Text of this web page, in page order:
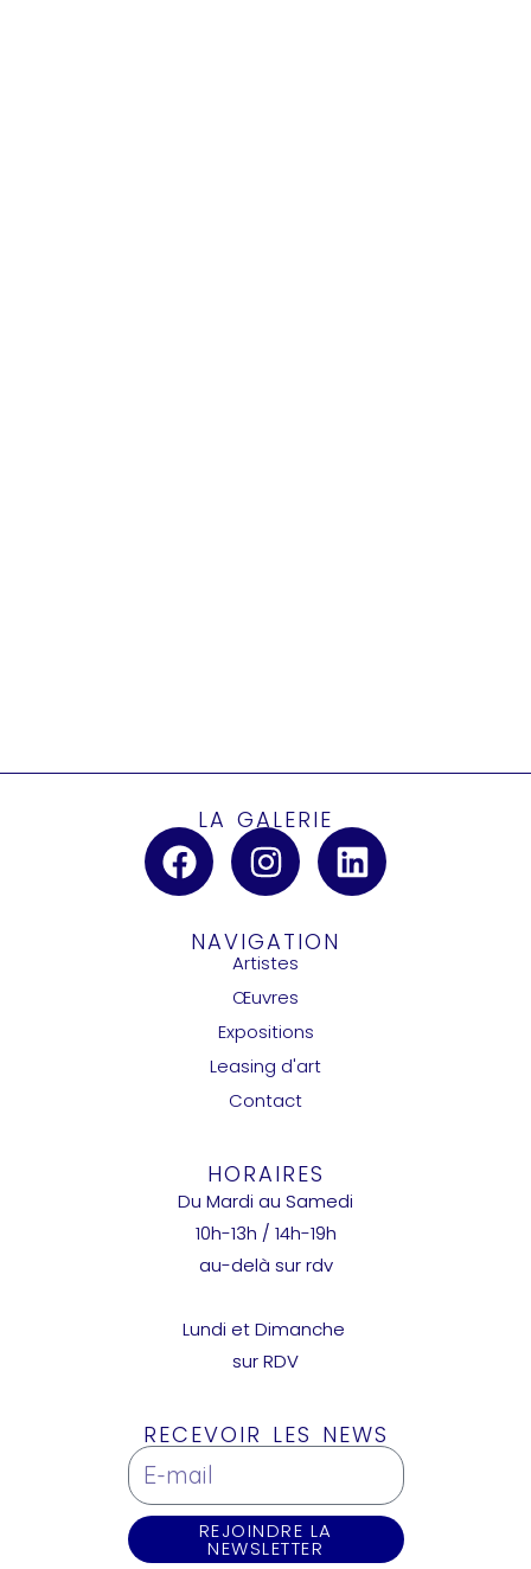
LA GALERIE
NAVIGATION
Artistes
Œuvres
Expositions
Leasing d'art
Contact
HORAIRES
Du Mardi au Samedi
10h-13h / 14h-19h
au-delà sur rdv
Lundi et Dimanche
sur RDV
RECEVOIR LES NEWS
REJOINDRE LA
NEWSLETTER